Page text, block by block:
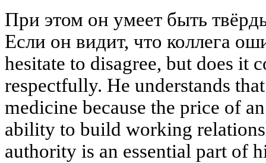
При этом он умеет быть
Если он видит, что коллега
hesitate to disagree, but does it
respectfully. He understands
medicine because the price of
ability to build working
authority is an essential part of